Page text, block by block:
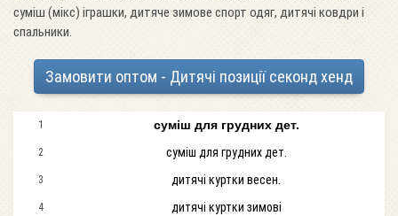
суміш (мікс) іграшки, дитяче зимове спорт одяг, дитячі ковдри і
спальники.
Замовити оптом - Дитячі позиції секонд хенд
1 суміш для грудних дет.
2 суміш для грудних дет.
3 дитячі куртки весен.
4 дитячі куртки зимові